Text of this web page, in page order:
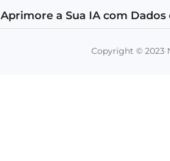
Aprimore a Sua IA com
Copyright © 2023